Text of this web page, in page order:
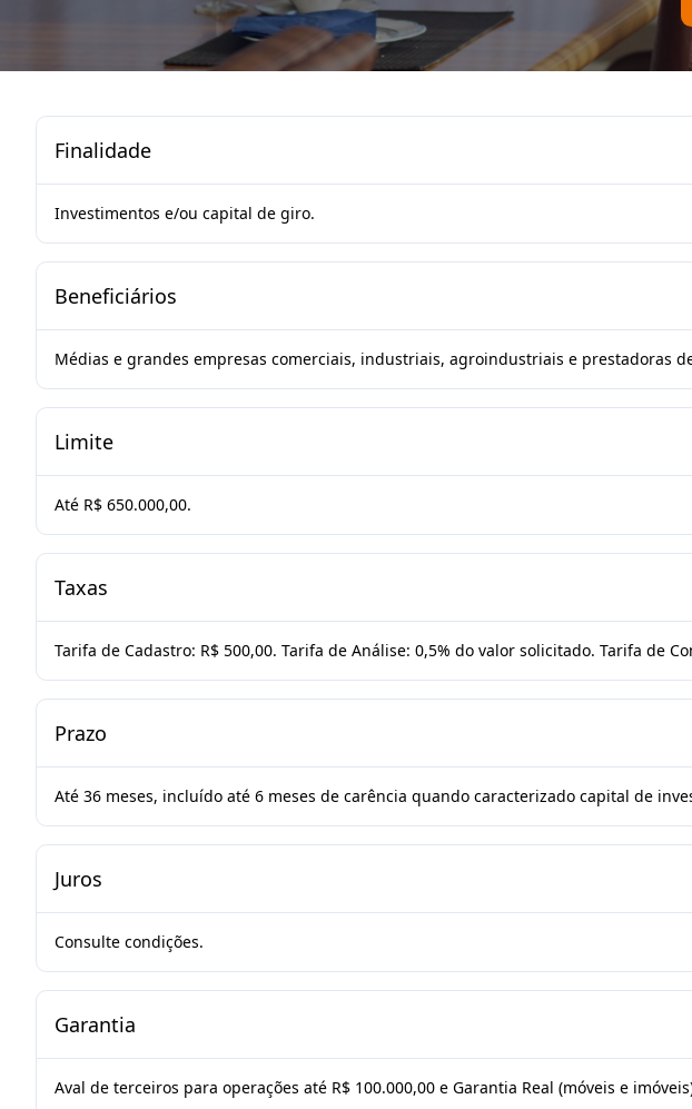
Finalidade
Investimentos e/ou capital de giro.
Beneficiários
Médias e grandes empresas comerciais, industriais, agroindustriais e prestadoras
Limite
Até R$ 650.000,00.
Taxas
Tarifa de Cadastro: R$ 500,00. Tarifa de Análise: 0,5% do valor solicitado. Tarifa de
Prazo
Até 36 meses, incluído até 6 meses de carência quando caracterizado capital de
Juros
Consulte condições.
Garantia
Aval de terceiros para operações até R$ 100.000,00 e Garantia Real (móveis e